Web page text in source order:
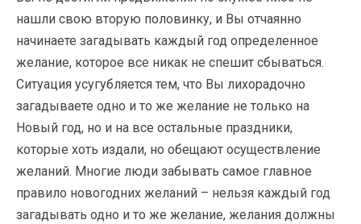
нашли свою вторую половинку, и Вы отчаянно
начинаете загадывать каждый год определенное
желание, которое все никак не спешит сбываться.
Ситуация усугубляется тем, что Вы лихорадочно
загадываете одно и то же желание не только на
Новый год, но и на все остальные праздники,
которые хоть издали, но обещают осуществление
желаний. Многие люди забывать самое главное
правило новогодних желаний – нельзя каждый год
загадывать одно и то же желание, желания должны